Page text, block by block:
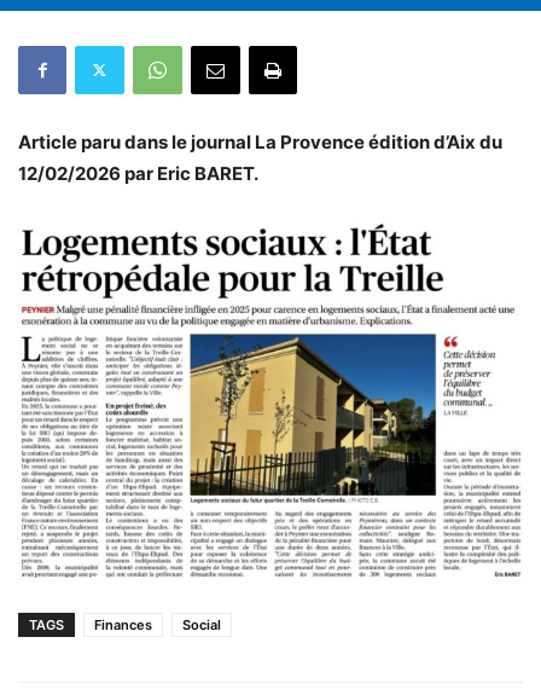
Article paru dans le journal La Provence édition d’Aix du
12/02/2026 par Eric BARET.
TAGS Finances Social